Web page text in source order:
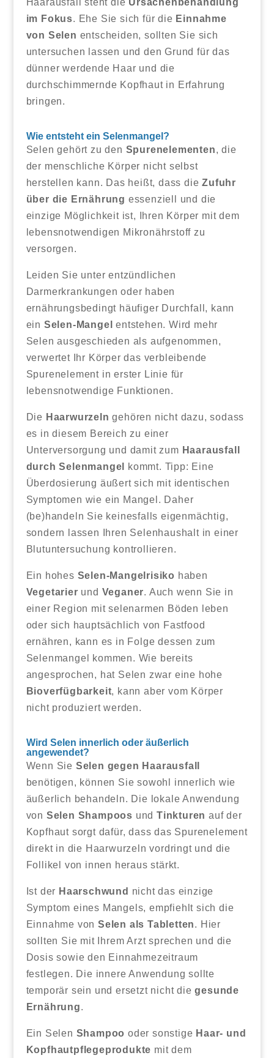
Haarausfall steht die Ursachenbehandlung
im Fokus. Ehe Sie sich für die Einnahme
von Selen entscheiden, sollten Sie sich
untersuchen lassen und den Grund für das
dünner werdende Haar und die
durchschimmernde Kopfhaut in Erfahrung
bringen.
Wie entsteht ein Selenmangel?
Selen gehört zu den Spurenelementen, die
der menschliche Körper nicht selbst
herstellen kann. Das heißt, dass dieZufuhr
über die Ernährung essenziell und die
einzige Möglichkeit ist, Ihren Körper mit dem
lebensnotwendigen Mikronährstoff zu
versorgen.
Leiden Sie unter entzündlichen
Darmerkrankungen oder haben
ernährungsbedingt häufiger Durchfall, kann
ein Selen-Mangel entstehen. Wird mehr
Selen ausgeschieden als aufgenommen,
verwertet Ihr Körper das verbleibende
Spurenelement in erster Linie für
lebensnotwendige Funktionen.
Die Haarwurzeln gehören nicht dazu, sodass
es in diesem Bereich zu einer
Unterversorgung und damit zum Haarausfall
durch Selenmangel
kommt. Tipp: Eine
Überdosierung äußert sich mit identischen
Symptomen wie ein Mangel. Daher
(be)handeln Sie keinesfalls eigenmächtig,
sondern lassen Ihren Selenhaushalt in einer
Blutuntersuchung kontrollieren.
Ein hohes Selen-Mangelrisiko haben
Vegetarier und Veganer. Auch wenn Sie in
einer Region mit selenarmen Böden leben
oder sich hauptsächlich von Fastfood
ernähren, kann es in Folge dessen zum
Selenmangel kommen. Wie bereits
angesprochen, hat Selen zwar eine hohe
Bioverfügbarkeit, kann aber vom Körper
nicht produziert werden.
Wird Selen innerlich oder äußerlich
angewendet?
Wenn Sie Selen gegen Haarausfall
benötigen, können Sie sowohl innerlich wie
äußerlich behandeln. Die lokale Anwendung
von Selen Shampoos und Tinkturen auf der
Kopfhaut sorgt dafür, dass das Spurenelement
direkt in die Haarwurzeln vordringt und die
Follikel von innen heraus stärkt.
Ist der Haarschwund nicht das einzige
Symptom eines Mangels, empfiehlt sich die
Einnahme von Selen als Tabletten. Hier
sollten Sie mit Ihrem Arzt sprechen und die
Dosis sowie den Einnahmezeitraum
festlegen. Die innere Anwendung sollte
temporär sein und ersetzt nicht diegesunde
Ernährung.
Ein Selen Shampoo oder sonstige Haar- und
Kopfhautpflegeprodukte mit dem